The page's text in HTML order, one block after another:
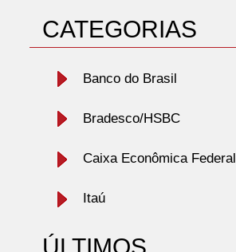
CATEGORIAS
Banco do Brasil
Bradesco/HSBC
Caixa Econômica Federal
Itaú
ÚLTIMOS